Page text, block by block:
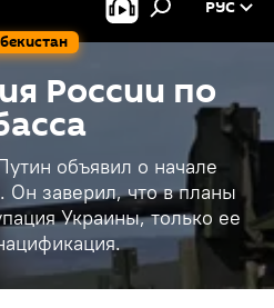
РУС
России по
объявил о начале
Он заверил, что в планы
Украины, только ее